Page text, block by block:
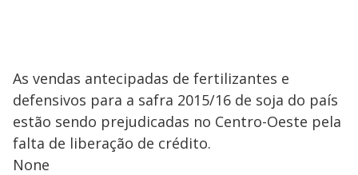
As vendas antecipadas de fertilizantes e
defensivos para a safra 2015/16 de soja do país
estão sendo prejudicadas no Centro-Oeste pela
falta de liberação de crédito.
None